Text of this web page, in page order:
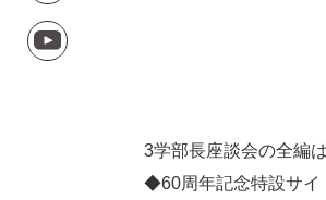
3学部長座談会の全編
◆60周年記念特設サイ